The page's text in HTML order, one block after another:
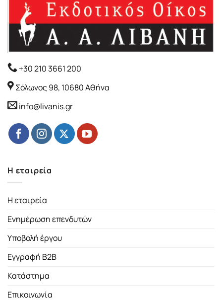
+30 210 3661 200
Σόλωνος 98, 10680 Αθήνα
info@livanis.gr
Η εταιρεία
Η εταιρεία
Ενημέρωση επενδυτών
Υποβολή έργου
Εγγραφή B2B
Κατάστημα
Επικοινωνία